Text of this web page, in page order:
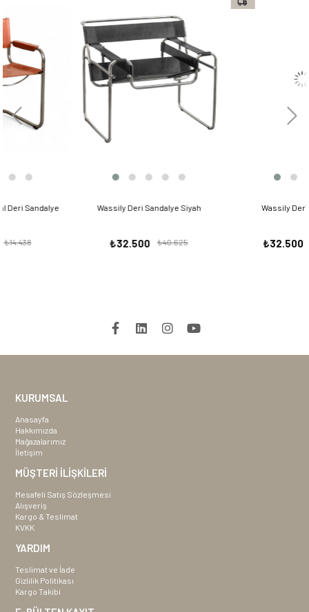
Wassily Deri Sandalye Siyah
₺40.625
Wassily Deri Sandalye
₺40.625
KURUMSAL
Anasayfa
Hakkımızda
Mağazalarımız
İletişim
MÜŞTERİ İLİŞKİLERİ
Mesafeli Satış Sözleşmesi
Alışveriş
Kargo & Teslimat
KVKK
YARDIM
Teslimat ve İade
Gizlilik Politikası
Kargo Takibi